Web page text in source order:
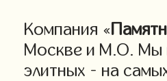
Компания «
Москве и М.О. Мы
элитных - на